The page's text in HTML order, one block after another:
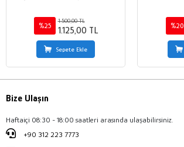
%25
1.500,00 TL
1.125,00 TL
Sepete Ekle
%20
Bize Ulaşın
Haftaiçi 08:30 - 18:00 saatleri arasında ulaşabilirsiniz.
+90 312 223 7773